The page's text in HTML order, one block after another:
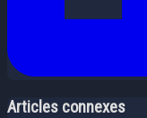
Articles connexes